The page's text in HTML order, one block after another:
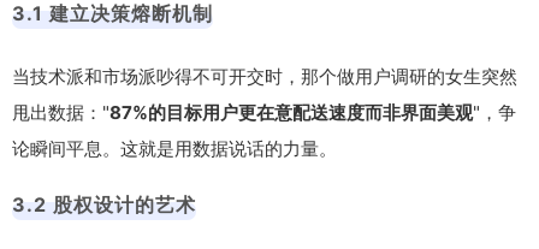
3.1 建立决策熔断机制
当技术派和市场派吵得不可开交时，那个做用户调研的女生突然
甩出数据："87%的目标用户更在意配送速度而非界面美观"，争
论瞬间平息。这就是用数据说话的力量。
3.2 股权设计的艺术